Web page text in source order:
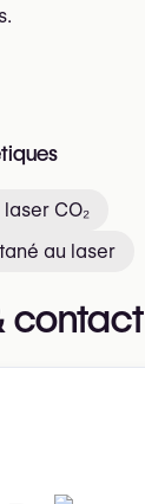
CO₂
au laser
contact